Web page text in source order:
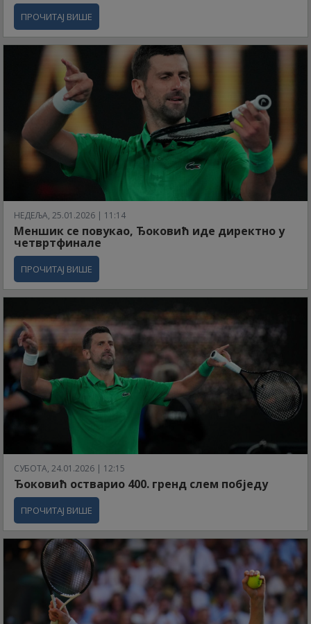
ПРОЧИТАЈ ВИШЕ
НЕДЕЉА, 25.01.2026 | 11:14
Меншик се повукао, Ђоковић иде директно у
четвртфинале
ПРОЧИТАЈ ВИШЕ
СУБОТА, 24.01.2026 | 12:15
Ђоковић остварио 400. гренд слем побједу
ПРОЧИТАЈ ВИШЕ